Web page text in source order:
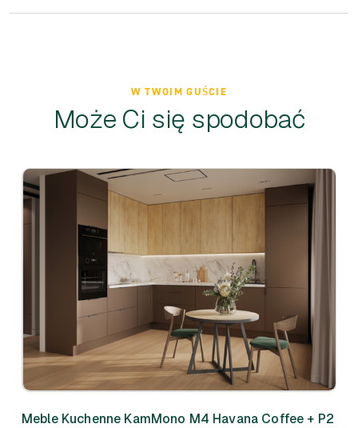
W TWOIM GUŚCIE
Może Ci się spodobać
Meble Kuchenne KamMono M4 Havana Coffee + P2